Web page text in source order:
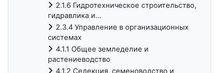
2.1.6 Гидротехническое строительство,
гидравлика и...
2.3.4 Управление в организационных
системах
4.1.1 Общее земледелие и
растениеводство
4.1.2 Селекция, семеноводство и